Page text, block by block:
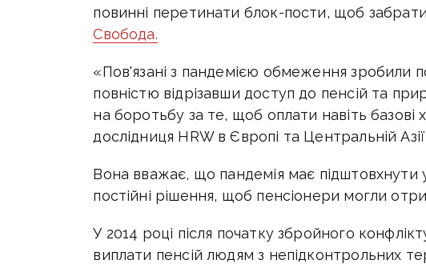
повинні перетинати блок-пости, щоб забрати
Свобода.
«Пов'язані з пандемією обмеження зробили
повністю відрізавши доступ до пенсій та
на боротьбу за те, щоб оплати навіть базові
дослідниця HRW в Європі та Центральній
Вона вважає, що пандемія має підштовхнути
постійні рішення, щоб пенсіонери могли
У 2014 році після початку збройного
виплати пенсій людям з непідконтрольних